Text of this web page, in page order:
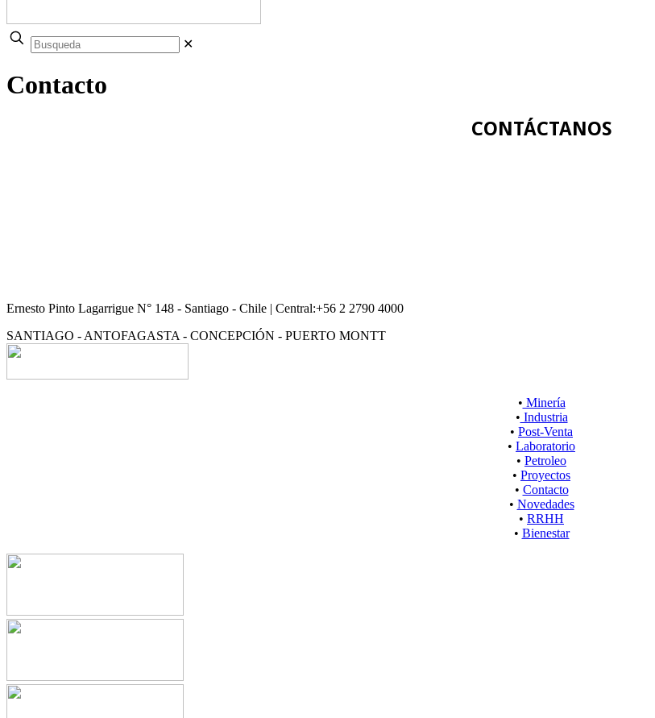
✕
Contacto
CONTÁCTANOS
Ernesto Pinto Lagarrigue N° 148 - Santiago - Chile | Central:+56 2 2790 4000
SANTIAGO - ANTOFAGASTA - CONCEPCIÓN - PUERTO MONTT
• Minería
• Industria
• Post-Venta
• Laboratorio
• Petroleo
• Proyectos
• Contacto
• Novedades
• RRHH
• Bienestar